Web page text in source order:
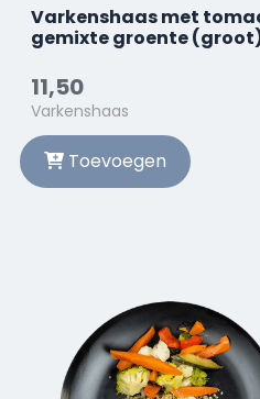
Varkenshaas met
gemixte groente
11,50
Varkenshaas
Toevoegen